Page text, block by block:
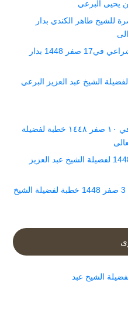
يحيى البرعي
في 16 صفر 1448 محاضرة للشيخ طاهر الكندي بدار
الإيمان بالقدر خطبة الشيخ حسين الشراعي في17 صفر 1448 بدار
29 محرم 1448 مقطع لفضيلة الشيخ عبد العزيز البرعي
الخطوات العملية في الكمال بالدين في ١٠ صفر ١٤٤٨ خطبة لفضيلة
خطبة الاستسقاء والدعاء 26 محرم 1448 لفضيلة الشيخ عبد العزيز
بعض الأمور الجالبة لغضب الجبار في 3 صفر 1448 خطبة لفضيلة الشيخ
الشيخ عبد